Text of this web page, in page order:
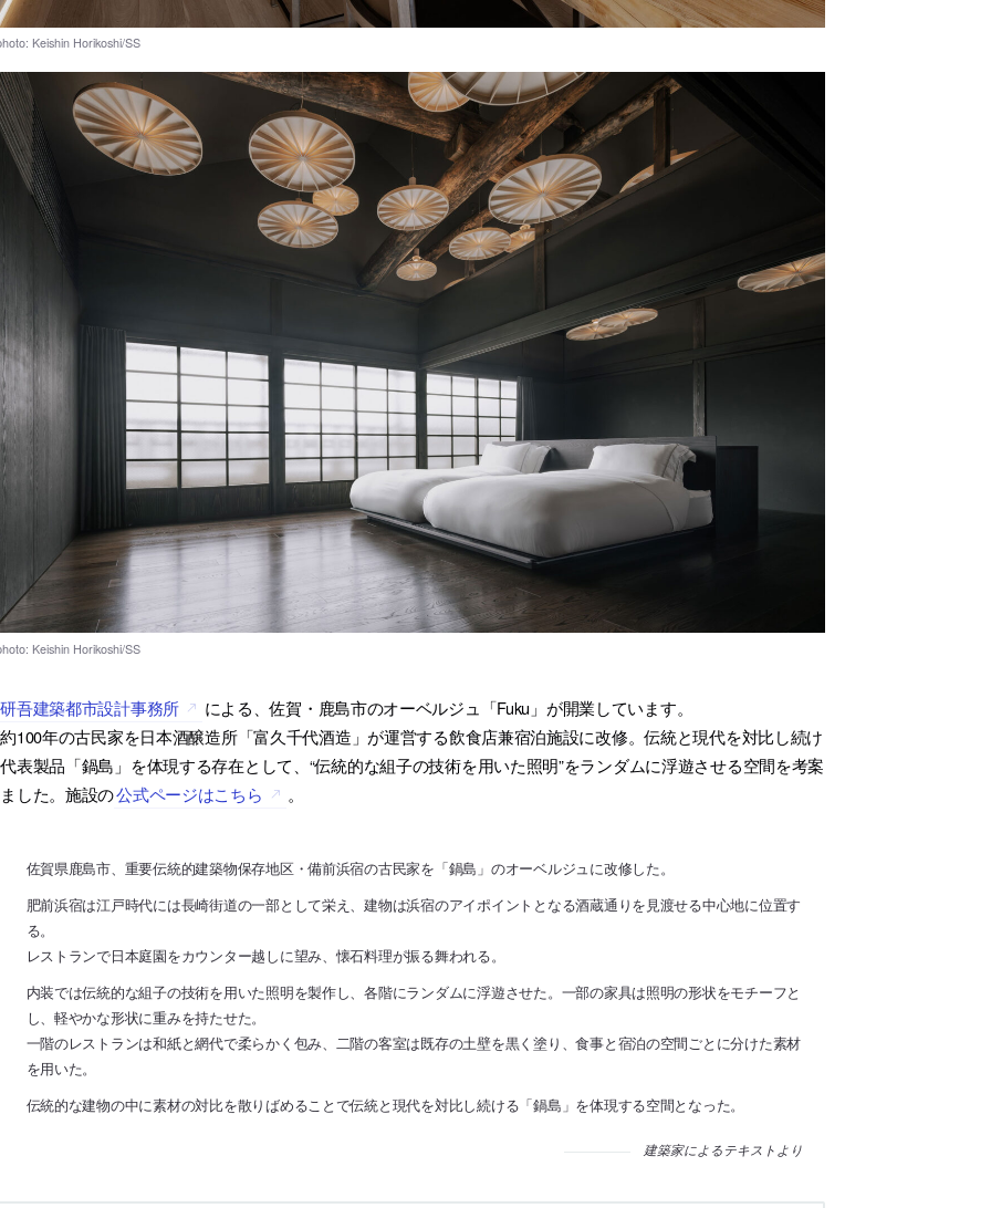
吾建築都市設計事務所
による、佐賀・鹿島市のオーベルジュ「Fuku」が開業しています。
100年の古民家を日本酒醸造所「富久千代酒造」が運営する飲食店兼宿泊施設に改修。伝統と現代を対比し続け
表製品「鍋島」を体現する存在として、“伝統的な組子の技術を用いた照明”をランダムに浮遊させる空間を考案
した。施設の公式ページはこちら 。
佐賀県鹿島市、重要伝統的建築物保存地区・備前浜宿の古民家を「鍋島」のオーベルジュに改修した。
肥前浜宿は江戸時代には長崎街道の一部として栄え、建物は浜宿のアイポイントとなる酒蔵通りを見渡せる中心地に位置す
る。
レストランで日本庭園をカウンター越しに望み、懐石料理が振る舞われる。
内装では伝統的な組子の技術を用いた照明を製作し、各階にランダムに浮遊させた。一部の家具は照明の形状をモチーフと
し、軽やかな形状に重みを持たせた。
一階のレストランは和紙と網代で柔らかく包み、二階の客室は既存の土壁を黒く塗り、食事と宿泊の空間ごとに分けた素材
を用いた。
伝統的な建物の中に素材の対比を散りばめることで伝統と現代を対比し続ける「鍋島」を体現する空間となった。
建築家によるテキストより